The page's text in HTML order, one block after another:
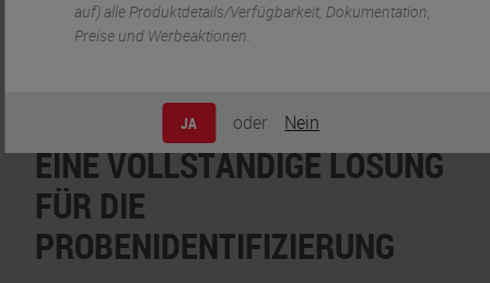
auf) alle Produktdetails/Verfügbarkeit, Dokumentation,
Preise und Werbeaktionen.
JA oder Nein
EINE VOLLSTÄNDIGE LÖSUNG
FÜR DIE
PROBENIDENTIFIZIERUNG